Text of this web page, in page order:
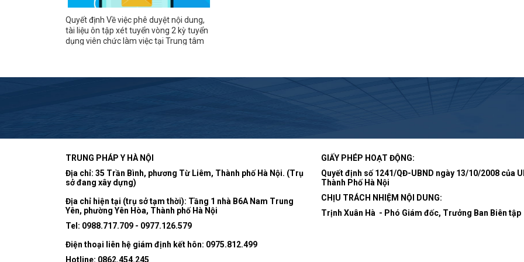
Quyết định Về việc phê duyệt nội dung,
tài liệu ôn tập xét tuyển vòng 2 kỳ tuyển
dụng viên chức làm việc tại Trung tâm
TRUNG PHÁP Y HÀ NỘI
Địa chỉ: 35 Trần Bình, phương Từ Liêm, Thành phố Hà Nội. (Trụ
sở đang xây dựng)
Địa chỉ hiện tại (trụ sở tạm thời): Tầng 1 nhà B6A Nam Trung
Yên, phường Yên Hòa, Thành phố Hà Nội
Tel: 0988.717.709 - 0977.126.579
Điện thoại liên hệ giám định kết hôn: 0975.812.499
Hotline: 0862.454.245
GIẤY PHÉP HOẠT ĐỘNG:
Quyết định số 1241/QĐ-UBND ngày 13/10/2008 của
Thành Phố Hà Nội
CHỊU TRÁCH NHIỆM NỘI DUNG:
Trịnh Xuân Hà - Phó Giám đốc, Trưởng Ban Biên tập